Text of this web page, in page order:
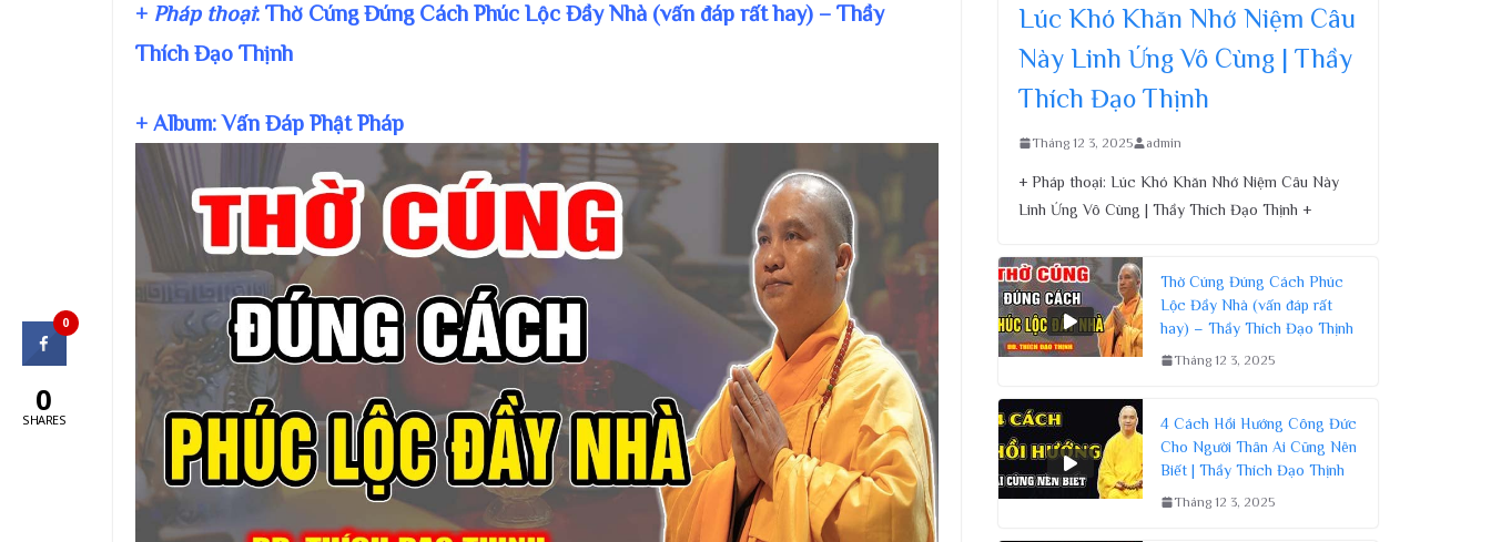
+ Pháp thoại: Thờ Cúng Đúng Cách Phúc Lộc Đầy Nhà (vấn đáp rất hay) – Thầy
Thích Đạo Thịnh
+ Album: Vấn Đáp Phật Pháp
Lúc Khó Khăn Nhớ Niệm Câu
Này Linh Ứng Vô Cùng | Thầy
Thích Đạo Thịnh
Tháng 12 3, 2025 admin
+ Pháp thoại: Lúc Khó Khăn Nhớ Niệm Câu Này
Linh Ứng Vô Cùng | Thầy Thích Đạo Thịnh +
Thờ Cúng Đúng Cách Phúc
Lộc Đầy Nhà (vấn đáp rất
hay) – Thầy Thích Đạo Thịnh
Tháng 12 3, 2025
4 Cách Hồi Hướng Công Đức
Cho Người Thân Ai Cũng Nên
Biết | Thầy Thích Đạo Thịnh
Tháng 12 3, 2025
0
0
SHARES